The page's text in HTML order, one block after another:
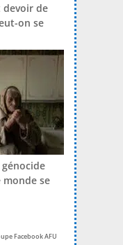
de
on se
se
Facebook AFU